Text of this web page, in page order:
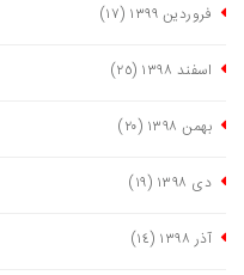
فروردین ١٣٩٩ (١٧)
اسفند ١٣٩٨ (٢٥)
بهمن ١٣٩٨ (٢٠)
دی ١٣٩٨ (١٩)
آذر ١٣٩٨ (١٤)